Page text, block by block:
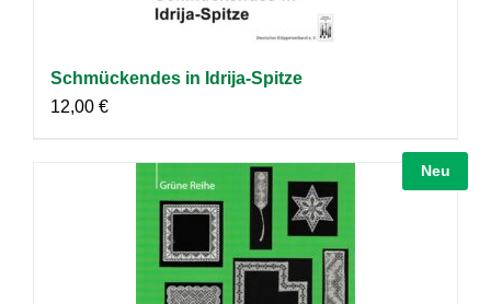
Schmückendes in Idrija-Spitze
12,00 €
Neu